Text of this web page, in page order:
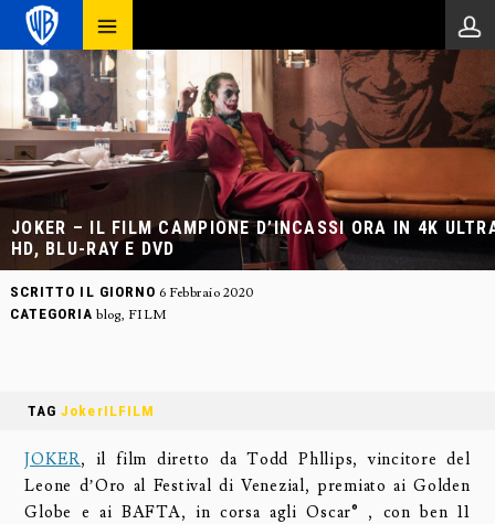
JOKER – IL FILM CAMPIONE D’INCASSI ORA IN 4K
HD, BLU-RAY E DVD
SCRITTO IL GIORNO 6 Febbraio 2020
CATEGORIA blog, FILM
TAGJokerILFILM
JOKER, il film diretto da Todd Phllips, vincitore del
Leone d’Oro al Festival di Venezial, premiato ai Golden
Globe e ai BAFTA, in corsa agli Oscar® , con ben 11